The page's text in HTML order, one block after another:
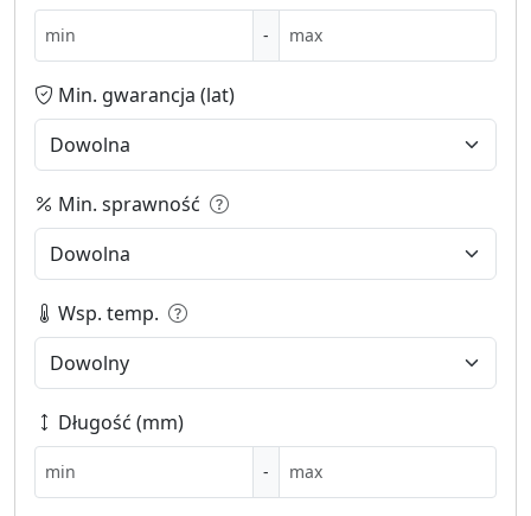
-
Min. gwarancja (lat)
Min. sprawność
Wsp. temp.
Długość (mm)
-